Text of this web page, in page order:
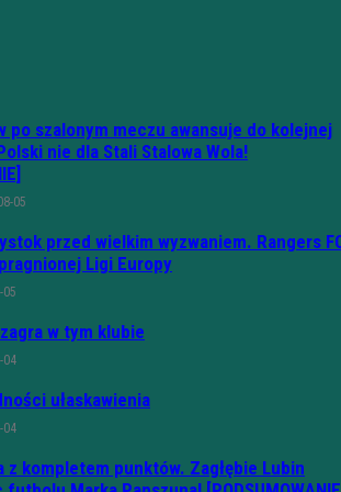
po szalonym meczu awansuje do kolejnej
nie dla Stali Stalowa Wola!
05
przed wielkim wyzwaniem. Rangers
Ligi Europy
05
w tym klubie
04
ułaskawienia
04
z kompletem punktów. Zagłębie Lubin